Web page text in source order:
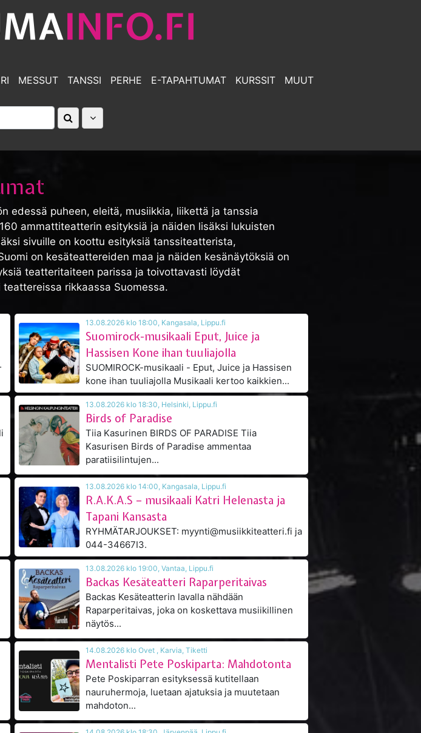
MESSUT TANSSI PERHE E-TAPAHTUMAT KURSSIT MUUT
edessä puheen, eleitä, musiikkia, liikettä ja tanssia
ammattiteatterin esityksiä ja näiden lisäksi lukuisten
sivuille on koottu esityksiä tanssiteatterista,
on kesäteattereiden maa ja näiden kesänäytöksiä on
teatteritaiteen parissa ja toivottavasti löydät
rikkaassa Suomessa.
13.08.2026 klo 18:00, Kangasala, Lippu.fi
Suomirock-musikaali Eput, Juice ja
Hassisen Kone ihan tuuliajolla
SUOMIROCK-musikaali - Eput, Juice ja Hassisen
kone ihan tuuliajolla Musikaali kertoo kaikkien...
13.08.2026 klo 18:30, Helsinki, Lippu.fi
Birds of Paradise
Tiia Kasurinen BIRDS OF PARADISE Tiia
Kasurisen Birds of Paradise ammentaa
paratiisilintujen...
13.08.2026 klo 14:00, Kangasala, Lippu.fi
R.A.K.A.S – musikaali Katri Helenasta ja
Tapani Kansasta
RYHMÄTARJOUKSET: myynti@musiikkiteatteri.fi ja
044-34667I3.
13.08.2026 klo 19:00, Vantaa, Lippu.fi
Backas Kesäteatteri Raparperitaivas
Backas Kesäteatterin lavalla nähdään
Raparperitaivas, joka on koskettava musiikillinen
näytös...
14.08.2026 klo Ovet , Karvia, Tiketti
Mentalisti Pete Poskiparta: Mahdotonta
Pete Poskiparran esityksessä kutitellaan
nauruhermoja, luetaan ajatuksia ja muutetaan
mahdoton...